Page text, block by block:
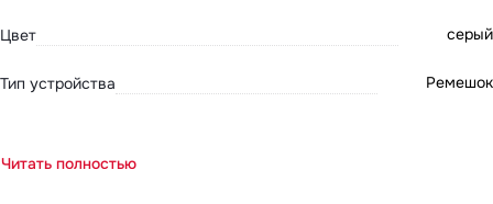
Цвет серый
Тип устройства Ремешок
Читать полностью